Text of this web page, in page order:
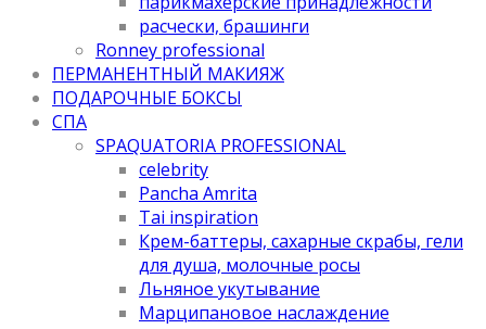
расчески, брашинги
Ronney professional
ПЕРМАНЕНТНЫЙ МАКИЯЖ
ПОДАРОЧНЫЕ БОКСЫ
СПА
SPAQUATORIA PROFESSIONAL
celebrity
Pancha Amrita
Tai inspiration
Крем-баттеры, сахарные скрабы, гели
для душа, молочные росы
Льняное укутывание
Марципановое наслаждение